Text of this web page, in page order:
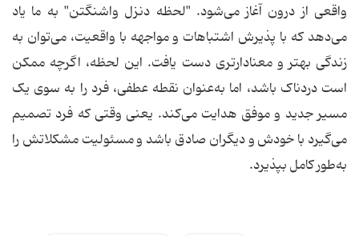
واقعی از درون آغاز می‌شود. "لحظه دنزل واشنگتن" به ما یاد
می‌دهد که با پذیرش اشتباهات و مواجهه با واقعیت، می‌توان به
زندگی بهتر و معنادارتری دست یافت. این لحظه، اگرچه ممکن
است دردناک باشد، اما به‌عنوان نقطه عطفی، فرد را به سوی یک
مسیر جدید و موفق هدایت می‌کند. یعنی وقتی که فرد تصمیم
می‌گیرد با خودش و دیگران صادق باشد و مسئولیت مشکلاتش را
به‌طور کامل بپذیرد.